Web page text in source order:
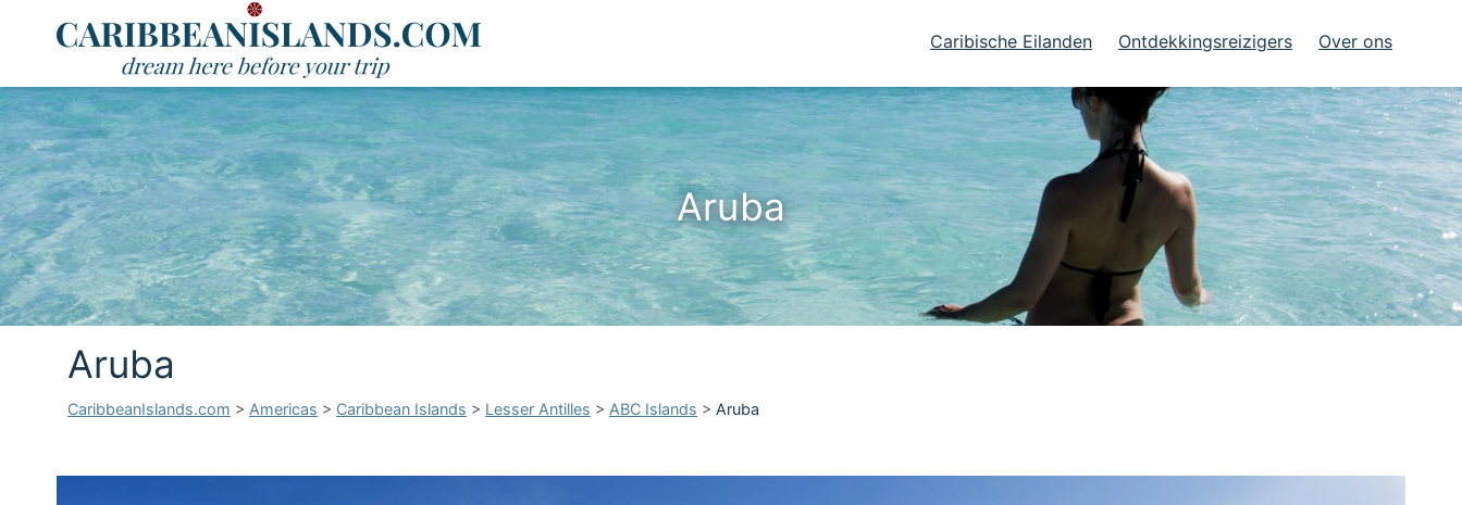
Caribische Eilanden Ontdekkingsreizigers Over ons
Aruba
Aruba
CaribbeanIslands.com > Americas > Caribbean Islands > Lesser Antilles > ABC Islands > Aruba